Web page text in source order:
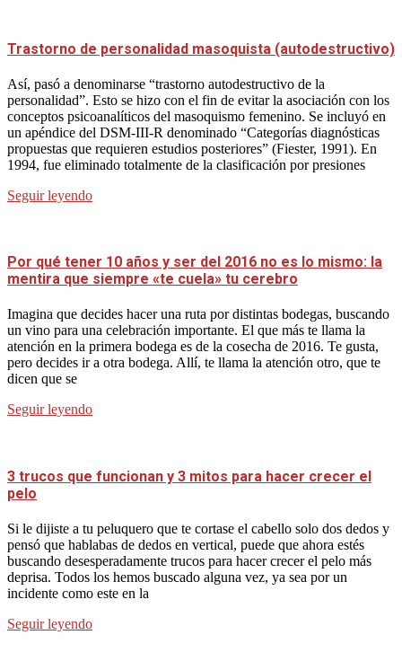
Trastorno de personalidad masoquista (autodestructivo)
Así, pasó a denominarse “trastorno autodestructivo de la
personalidad”. Esto se hizo con el fin de evitar la asociación con los
conceptos psicoanalíticos del masoquismo femenino. Se incluyó en
un apéndice del DSM-III-R denominado “Categorías diagnósticas
propuestas que requieren estudios posteriores” (Fiester, 1991). En
1994, fue eliminado totalmente de la clasificación por presiones
Seguir leyendo
Por qué tener 10 años y ser del 2016 no es lo mismo: la
mentira que siempre «te cuela» tu cerebro
Imagina que decides hacer una ruta por distintas bodegas, buscando
un vino para una celebración importante. El que más te llama la
atención en la primera bodega es de la cosecha de 2016. Te gusta,
pero decides ir a otra bodega. Allí, te llama la atención otro, que te
dicen que se
Seguir leyendo
3 trucos que funcionan y 3 mitos para hacer crecer el
pelo
Si le dijiste a tu peluquero que te cortase el cabello solo dos dedos y
pensó que hablabas de dedos en vertical, puede que ahora estés
buscando desesperadamente trucos para hacer crecer el pelo más
deprisa. Todos los hemos buscado alguna vez, ya sea por un
incidente como este en la
Seguir leyendo